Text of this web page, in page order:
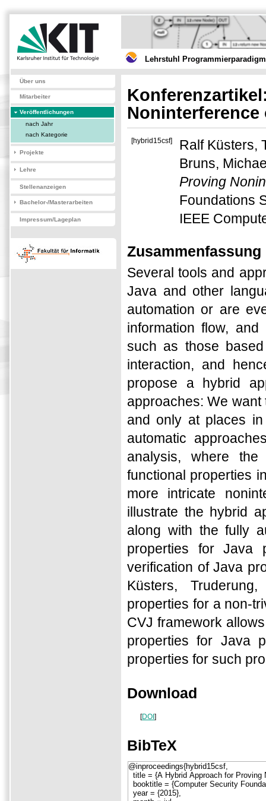
Lehrstuhl
Über uns
Mitarbeiter
Veröffentlichungen
nach Jahr
nach Kategorie
Projekte
Lehre
Stellenanzeigen
Bachelor-/Masterarbeiten
Impressum/Lageplan
Noninterference
[hybrid15csf]
Ralf Küsters,
Bruns,
Proving
Foundations
IEEE
Zusammenfassung
Several tools and
Java and other
automation or are
information flow,
such as those
interaction, and
propose a hybrid
approaches: We
and only at places
automatic
analysis, where
functional properties
more intricate
illustrate the hybrid
along with the fully
properties for Java
verification of Java
Küsters,
properties for a non-
CVJ framework
properties for Java
properties for such
Download
[DOI ]
BibTeX